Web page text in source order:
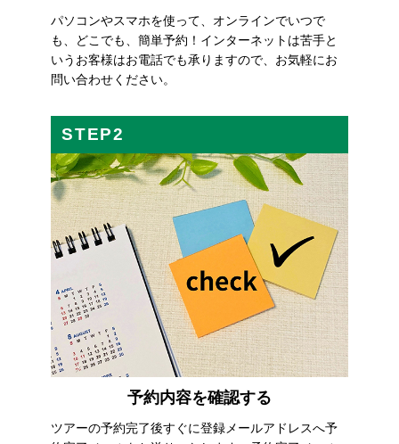
パソコンやスマホを使って、オンラインでいつで
も、どこでも、簡単予約！インターネットは苦手と
いうお客様はお電話でも承りますので、お気軽にお
問い合わせください。
STEP2
予約内容を確認する
ツアーの予約完了後すぐに登録メールアドレスへ予